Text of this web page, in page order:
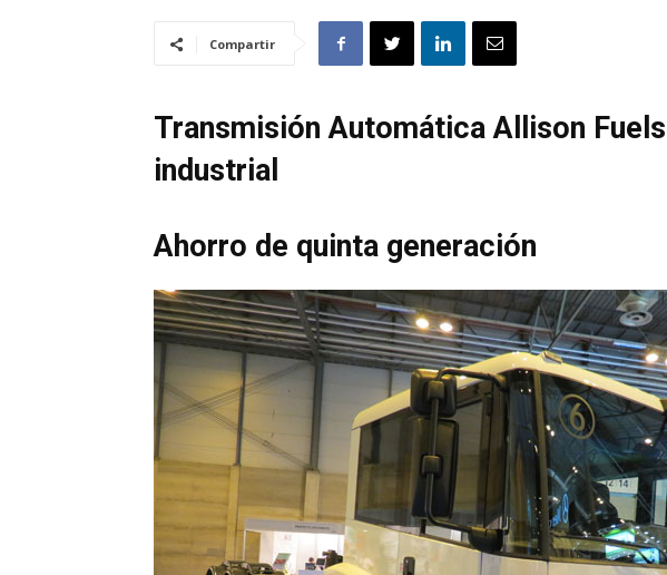
Compartir
Transmisión Automática Allison
industrial
Ahorro de quinta generación